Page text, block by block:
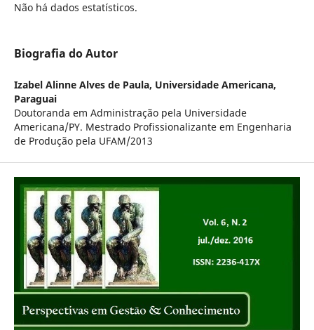
Não há dados estatísticos.
Biografia do Autor
Izabel Alinne Alves de Paula, Universidade Americana,
Paraguai
Doutoranda em Administração pela Universidade
Americana/PY. Mestrado Profissionalizante em Engenharia
de Produção pela UFAM/2013